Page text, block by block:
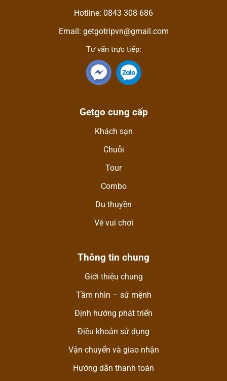
Hotline: 0843 308 686
Email: getgotripvn@gmail.com
Tư vấn trực tiếp:
Getgo cung cấp
Khách sạn
Chuỗi
Tour
Combo
Du thuyền
Vé vui chơi
Thông tin chung
Giới thiệu chung
Tầm nhìn – sứ mệnh
Định hướng phát triển
Điều khoản sử dụng
Vận chuyển và giao nhận
Hướng dẫn thanh toán